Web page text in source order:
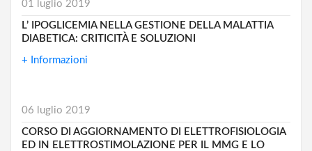
01 luglio 2019
L’ IPOGLICEMIA NELLA GESTIONE DELLA MALATTIA
DIABETICA: CRITICITÀ E SOLUZIONI
+ Informazioni
06 luglio 2019
CORSO DI AGGIORNAMENTO DI ELETTROFISIOLOGIA
ED IN ELETTROSTIMOLAZIONE PER IL MMG E LO